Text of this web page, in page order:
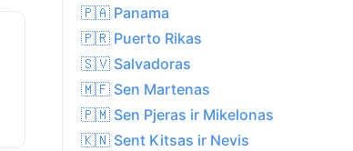
🇵🇦 Panama
🇵🇷 Puerto Rikas
🇸🇻 Salvadoras
🇲🇫 Sen Martenas
🇵🇲 Sen Pjeras ir Mikelonas
🇰🇳 Sent Kitsas ir Nevis